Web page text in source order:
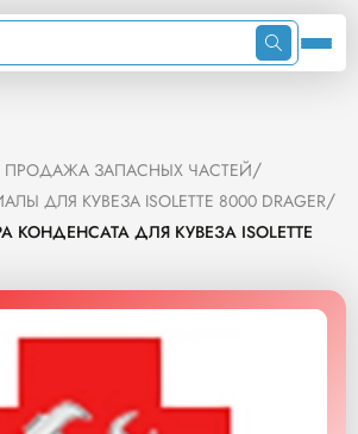
ПРОДАЖА ЗАПАСНЫХ ЧАСТЕЙ/
ДЛЯ КУВЕЗА ISOLETTE 8000 DRAGER/
КОНДЕНСАТА ДЛЯ КУВЕЗА ISOLETTE